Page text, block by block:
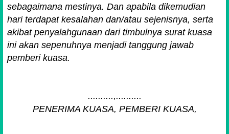
sebagaimana mestinya. Dan apabila dikemudian
hari terdapat kesalahan dan/atau sejenisnya, serta
akibat penyalahgunaan dari timbulnya surat kuasa
ini akan sepenuhnya menjadi tanggung jawab
pemberi kuasa.
..........,..........
PENERIMA KUASA, PEMBERI KUASA,